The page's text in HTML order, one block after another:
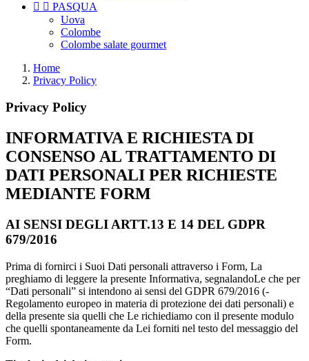
  PASQUA
Uova
Colombe
Colombe salate gourmet
Home
Privacy Policy
Privacy Policy
INFORMATIVA E RICHIESTA DI
CONSENSO AL TRATTAMENTO DI
DATI PERSONALI PER RICHIESTE
MEDIANTE FORM
AI SENSI DEGLI ARTT.13 E 14 DEL GDPR
679/2016
Prima di fornirci i Suoi Dati personali attraverso i Form, La
preghiamo di leggere la presente Informativa, segnalandoLe che per
“Dati personali” si intendono ai sensi del GDPR 679/2016 (-
Regolamento europeo in materia di protezione dei dati personali) e
della presente sia quelli che Le richiediamo con il presente modulo
che quelli spontaneamente da Lei forniti nel testo del messaggio del
Form.